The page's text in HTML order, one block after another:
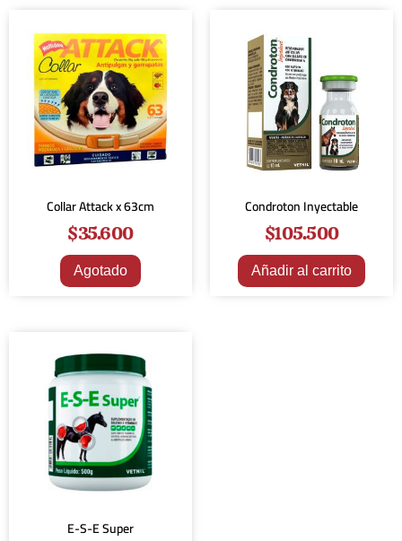
Collar Attack x 63cm
$35.600
Agotado
Condroton Inyectable
$105.500
Añadir al carrito
E-S-E Super